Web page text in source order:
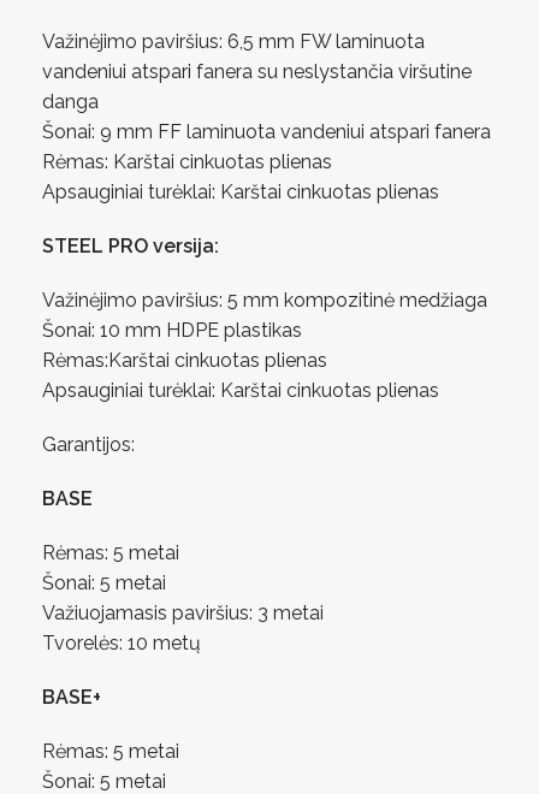
Važinėjimo paviršius: 6,5 mm FW laminuota
vandeniui atspari fanera su neslystančia viršutine
danga
Šonai: 9 mm FF laminuota vandeniui atspari fanera
Rėmas: Karštai cinkuotas plienas
Apsauginiai turėklai: Karštai cinkuotas plienas
STEEL PRO versija:
Važinėjimo paviršius: 5 mm kompozitinė medžiaga
Šonai: 10 mm HDPE plastikas
Rėmas:Karštai cinkuotas plienas
Apsauginiai turėklai: Karštai cinkuotas plienas
Garantijos:
BASE
Rėmas: 5 metai
Šonai: 5 metai
Važiuojamasis paviršius: 3 metai
Tvorelės: 10 metų
BASE+
Rėmas: 5 metai
Šonai: 5 metai